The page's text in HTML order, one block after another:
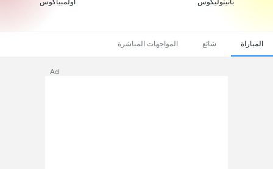
بانيتوليكوس أولمبياكوس
المباراة شائع المواجهات المباشرة
Ad